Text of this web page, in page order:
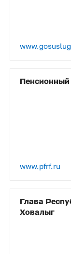
www.pfrf.ru
Глава
Ховалыг